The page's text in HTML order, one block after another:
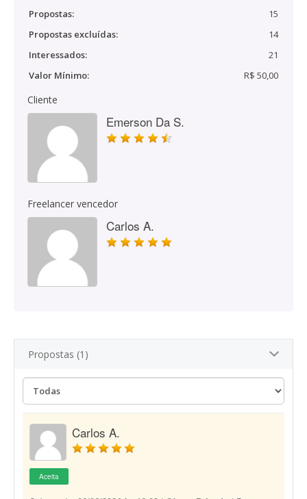
Propostas:
15
Propostas excluídas:
14
Interessados:
21
Valor Mínimo:
R$ 50,00
Cliente
Emerson Da S.
Freelancer vencedor
Carlos A.
Propostas (1)
Carlos A.
Aceita